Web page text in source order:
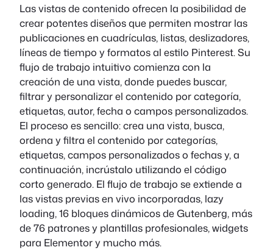
Las vistas de contenido ofrecen la posibilidad de
crear potentes diseños que permiten mostrar las
publicaciones en cuadrículas, listas, deslizadores,
líneas de tiempo y formatos al estilo Pinterest. Su
flujo de trabajo intuitivo comienza con la
creación de una vista, donde puedes buscar,
filtrar y personalizar el contenido por categoría,
etiquetas, autor, fecha o campos personalizados.
El proceso es sencillo: crea una vista, busca,
ordena y filtra el contenido por categorías,
etiquetas, campos personalizados o fechas y, a
continuación, incrústalo utilizando el código
corto generado. El flujo de trabajo se extiende a
las vistas previas en vivo incorporadas, lazy
loading, 16 bloques dinámicos de Gutenberg, más
de 76 patrones y plantillas profesionales, widgets
para Elementor y mucho más.